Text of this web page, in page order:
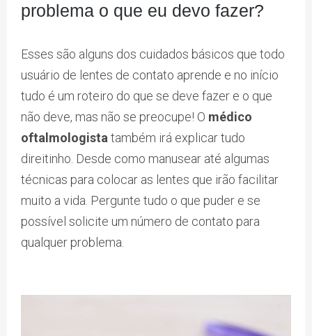
problema o que eu devo fazer?
Esses são alguns dos cuidados básicos que todo
usuário de lentes de contato aprende e no início
tudo é um roteiro do que se deve fazer e o que
não deve, mas não se preocupe! O médico
oftalmologista também irá explicar tudo
direitinho. Desde como manusear até algumas
técnicas para colocar as lentes que irão facilitar
muito a vida. Pergunte tudo o que puder e se
possível solicite um número de contato para
qualquer problema.